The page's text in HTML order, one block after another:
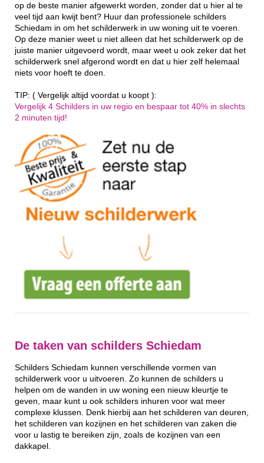
op de beste manier afgewerkt worden, zonder dat u hier al te
veel tijd aan kwijt bent? Huur dan professionele schilders
Schiedam in om het schilderwerk in uw woning uit te voeren.
Op deze manier weet u niet alleen dat het schilderwerk op de
juiste manier uitgevoerd wordt, maar weet u ook zeker dat het
schilderwerk snel afgerond wordt en dat u hier zelf helemaal
niets voor hoeft te doen.
TIP: ( Vergelijk altijd voordat u koopt ):
Vergelijk 4 Schilders in uw regio en bespaar tot 40% in slechts
2 minuten tijd!
De taken van schilders Schiedam
Schilders Schiedam kunnen verschillende vormen van
schilderwerk voor u uitvoeren. Zo kunnen de schilders u
helpen om de wanden in uw woning een nieuw kleurtje te
geven, maar kunt u ook schilders inhuren voor wat meer
complexe klussen. Denk hierbij aan het schilderen van deuren,
het schilderen van kozijnen en het schilderen van zaken die
voor u lastig te bereiken zijn, zoals de kozijnen van een
dakkapel.